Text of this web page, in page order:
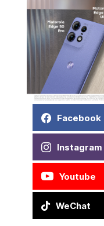
Facebook
Instagram
Youtube
WeChat